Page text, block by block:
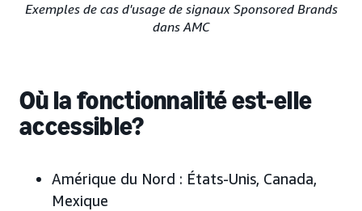
Exemples de cas d'usage de signaux Sponsored Brands
dans AMC
Où la fonctionnalité est-elle
accessible?
Amérique du Nord : États-Unis, Canada,
Mexique